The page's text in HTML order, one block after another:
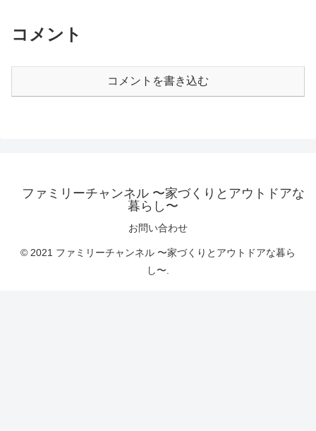
コメント
コメントを書き込む
ファミリーチャンネル 〜家づくりとアウトドアな
暮らし〜
お問い合わせ
© 2021 ファミリーチャンネル 〜家づくりとアウトドアな暮ら
し〜.